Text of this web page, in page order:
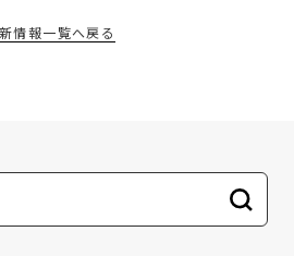
情報一覧へ戻る